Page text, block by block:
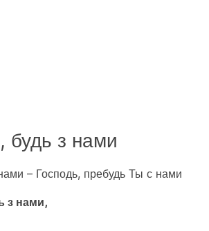
будь з нами
– Господь, пребудь Ты с нами
з нами,